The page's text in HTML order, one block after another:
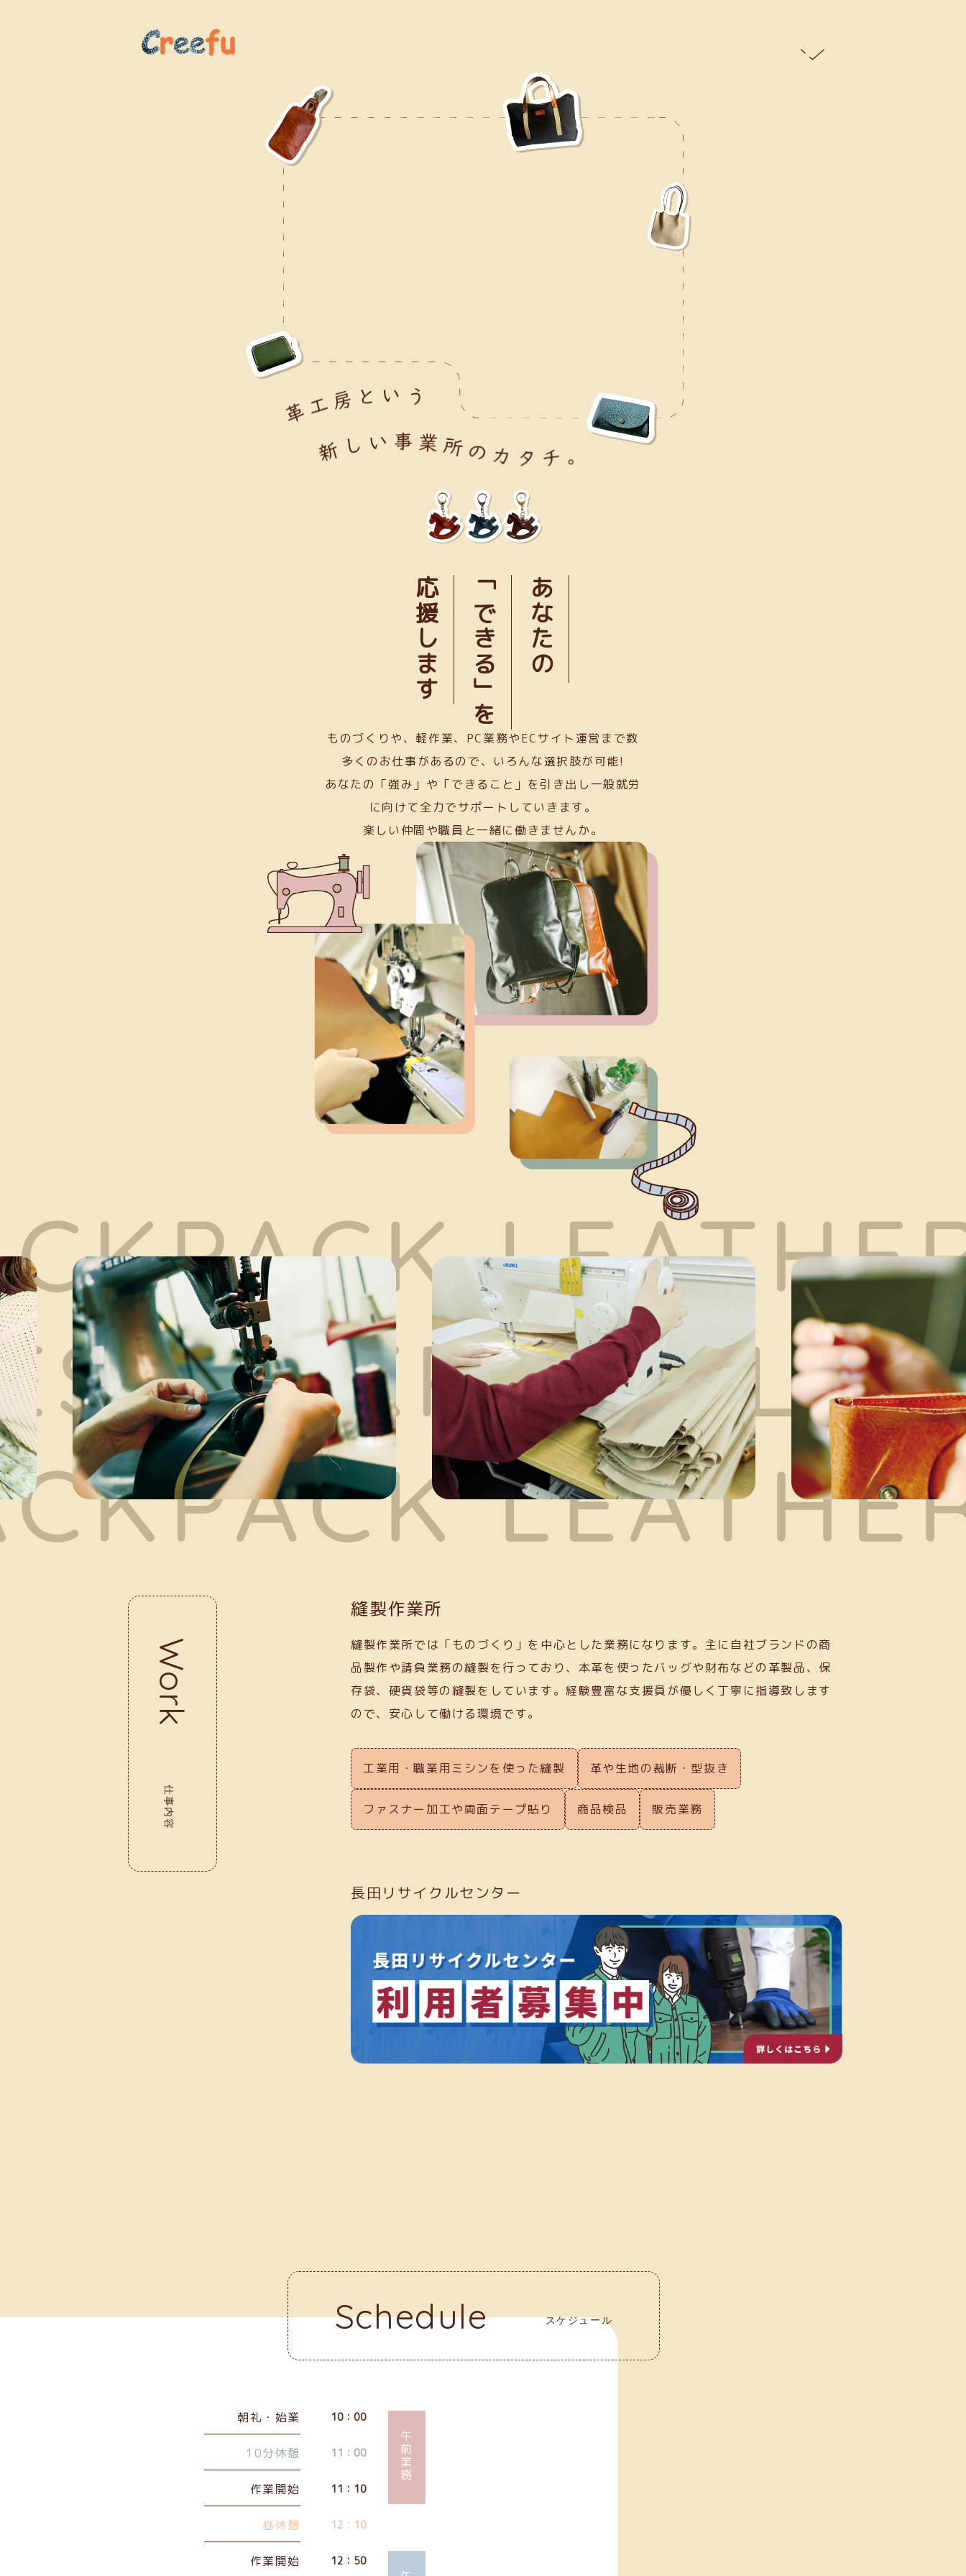
あなたの
「できる」を
応援します
ものづくりや、軽作業、PC業務やECサイト運営まで数
多くのお仕事があるので、いろんな選択肢が可能!
あなたの「強み」や「できること」を引き出し一般就労
に向けて全力でサポートしていきます。
楽しい仲間や職員と一緒に働きませんか。
Work
仕事内容
縫製作業所
縫製作業所では「ものづくり」を中心とした業務になります。主に自社ブランドの商
品製作や請負業務の縫製を行っており、本革を使ったバッグや財布などの革製品、保
存袋、硬貨袋等の縫製をしています。経験豊富な支援員が優しく丁寧に指導致します
ので、安心して働ける環境です。
工業用・職業用ミシンを使った縫製 革や生地の裁断・型抜き
ファスナー加工や両面テープ貼り 商品検品 販売業務
長田リサイクルセンター
Schedule スケジュール
朝礼・始業 10：00
10分休憩 11：00
作業開始 11：10
昼休憩 12：10
作業開始 12：50
午前業務